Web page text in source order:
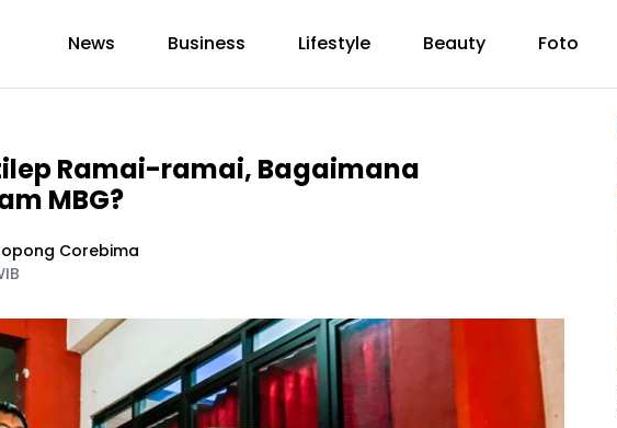
News Business Lifestyle Beauty Foto
Ramai-ramai, Bagaimana
MBG?
Corebima